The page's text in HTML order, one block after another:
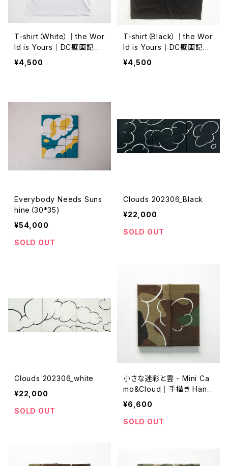
T-shirt（White）｜the Wor
ld is Yours｜DC壁画記念
Ver.
¥4,500
T-shirt（Black）｜the Wor
ld is Yours｜DC壁画記念
Ver.
¥4,500
Everybody Needs Suns
hine（30*35)
¥54,000
SOLD OUT
Clouds 202306_Black
¥22,000
SOLD OUT
Clouds 202306_white
¥22,000
SOLD OUT
小さな迷彩と雲 - Mini Ca
mo&Cloud｜手描き Hand
-drawn｜10cm*10cm｜2
02307_A
¥6,600
SOLD OUT